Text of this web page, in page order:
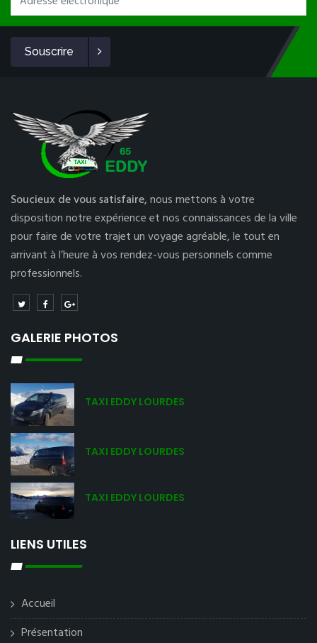
Souscrire
Soucieux de vous satisfaire,nous mettons à votre
disposition notre expérience et nos connaissances de la ville
pour faire de votre trajet un voyage agréable, le tout en
arrivant à l’heure à vos rendez-vous personnels comme
professionnels.
GALERIE PHOTOS
TAXI EDDY LOURDES
TAXI EDDY LOURDES
TAXI EDDY LOURDES
LIENS UTILES
Accueil
Présentation